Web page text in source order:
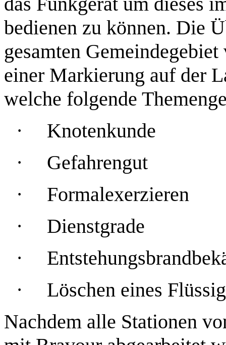
bedienen zu können. Die
gesamten
einer Markierung auf der
welche folgende
·
Knotenkunde
·
Gefahrengut
·
Formalexerzieren
·
Dienstgrade
·
·
Löschen eines
Nachdem alle Stationen